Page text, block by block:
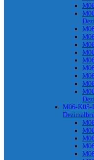
M06-K05-